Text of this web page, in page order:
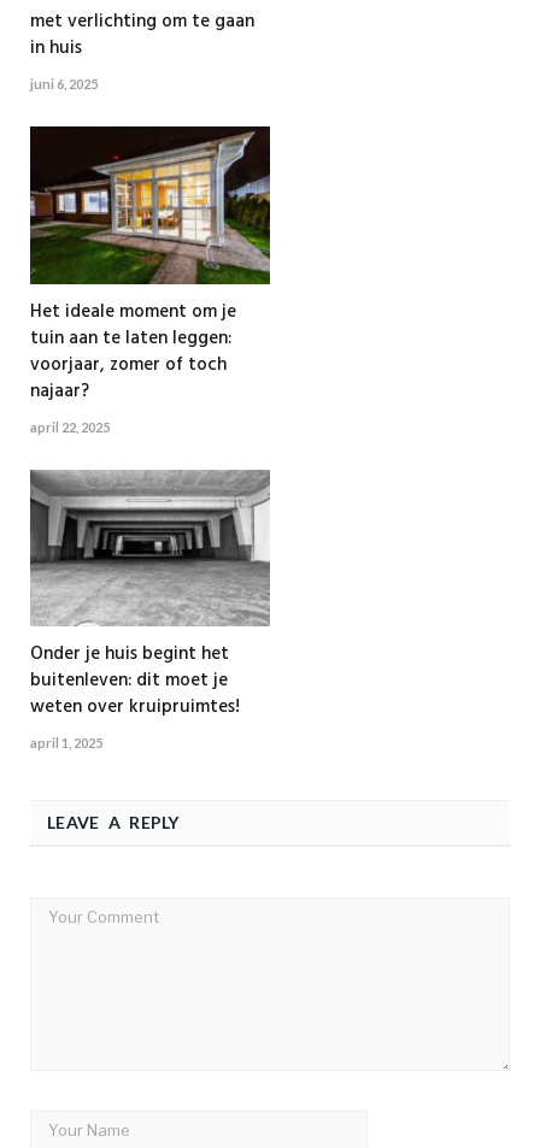
met verlichting om te gaan
in huis
juni 6, 2025
Het ideale moment om je
tuin aan te laten leggen:
voorjaar, zomer of toch
najaar?
april 22, 2025
Onder je huis begint het
buitenleven: dit moet je
weten over kruipruimtes!
april 1, 2025
LEAVE A REPLY